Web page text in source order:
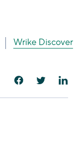
Wrike Discover